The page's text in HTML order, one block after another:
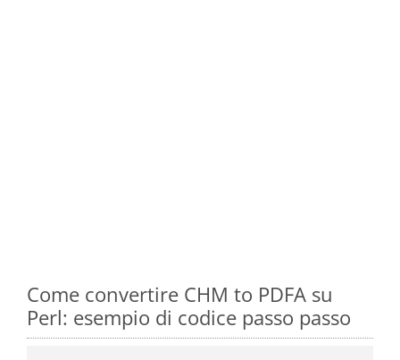
Come convertire CHM to PDFA su
Perl: esempio di codice passo passo